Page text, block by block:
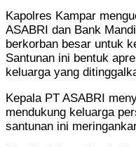
Kapolres Kampar
ASABRI dan Bank
berkorban besar untuk
Santunan ini bentuk
keluarga yang
Kepala PT ASABRI
mendukung keluarga
santunan ini